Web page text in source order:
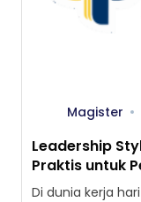
Magister
Leadership
Praktis untuk
Di dunia kerja